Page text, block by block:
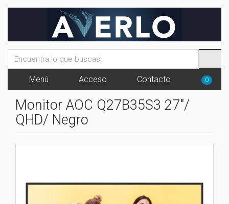
Menú Acceso Contacto 0
Monitor AOC Q27B35S3 27"/
QHD/ Negro